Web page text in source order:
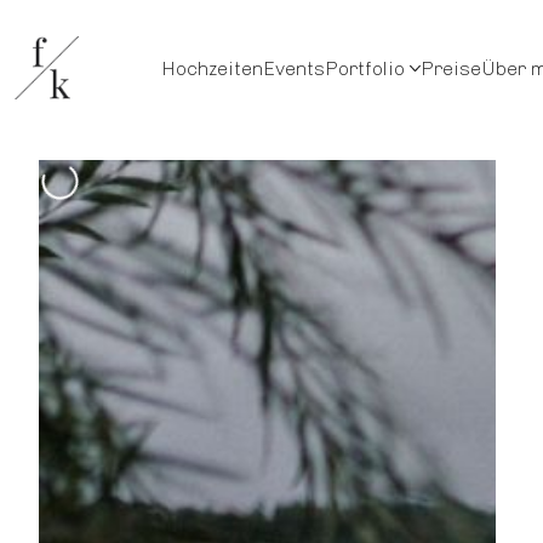
HochzeitenEventsPortfolio PreiseÜber